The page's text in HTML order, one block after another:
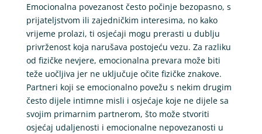
Emocionalna povezanost često počinje bezopasno, s
prijateljstvom ili zajedničkim interesima, no kako
vrijeme prolazi, ti osjećaji mogu prerasti u dublju
privrženost koja narušava postojeću vezu. Za razliku
od fizičke nevjere, emocionalna prevara može biti
teže uočljiva jer ne uključuje očite fizičke znakove.
Partneri koji se emocionalno povežu s nekim drugim
često dijele intimne misli i osjećaje koje ne dijele sa
svojim primarnim partnerom, što može stvoriti
osjećaj udaljenosti i emocionalne nepovezanosti u